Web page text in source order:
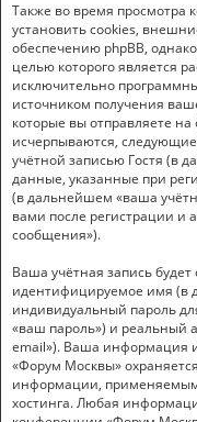
Также во время
установить cookies,
обеспечению phpBB,
целью которого является
исключительно
источником получения
которые вы отправляете
исчерпываются,
учётной записью Гостя (в
данные, указанные при
(в дальнейшем «ваша
вами после регистрации
сообщения»).
Ваша учётная запись
идентифицируемое имя (в
индивидуальный пароль
«ваш пароль») и реальный
email»). Ваша информация
«Форум Москвы»
информации,
хостинга. Любая